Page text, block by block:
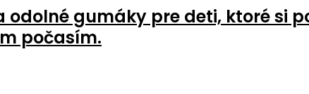
odolné gumáky pre deti, ktoré si
počasím.